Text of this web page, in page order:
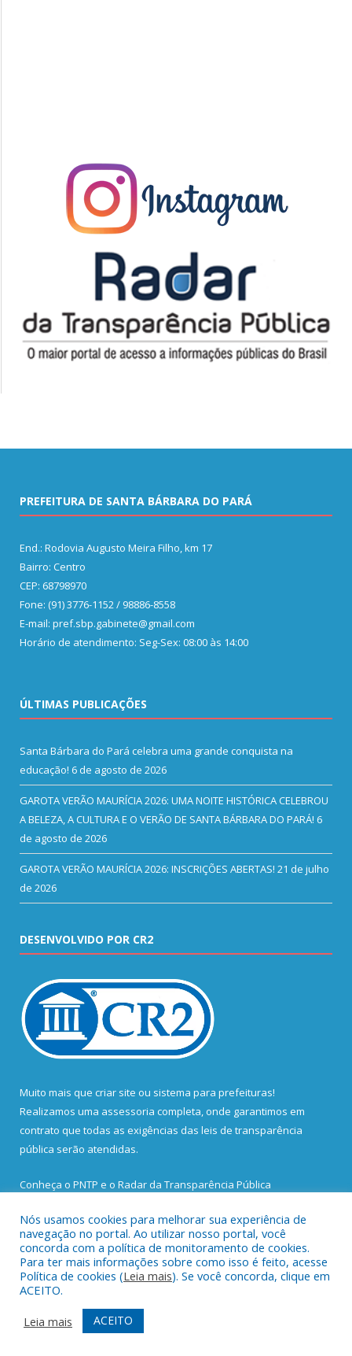
PREFEITURA DE SANTA BÁRBARA DO PARÁ
End.: Rodovia Augusto Meira Filho, km 17
Bairro: Centro
CEP: 68798970
Fone: (91) 3776-1152 / 98886-8558
E-mail: pref.sbp.gabinete@gmail.com
Horário de atendimento: Seg-Sex: 08:00 às 14:00
ÚLTIMAS PUBLICAÇÕES
Santa Bárbara do Pará celebra uma grande conquista na
educação! 6 de agosto de 2026
GAROTA VERÃO MAURÍCIA 2026: UMA NOITE HISTÓRICA CELEBROU
A BELEZA, A CULTURA E O VERÃO DE SANTA BÁRBARA DO PARÁ! 6
de agosto de 2026
GAROTA VERÃO MAURÍCIA 2026: INSCRIÇÕES ABERTAS! 21 de julho
de 2026
DESENVOLVIDO POR CR2
Muito mais que criar site ou sistema para prefeituras!
Realizamos uma assessoria completa, onde garantimos em
contrato que todas as exigências das leis de transparência
pública serão atendidas.
Conheça o PNTP e o Radar da Transparência Pública
Todos os direitos reservados a Prefeitura Municipal de Santa
Bárbara do Pará.
Mapa do Site
Acessar Área Administrativa
Acessar Webmail
Nós usamos cookies para melhorar sua experiência de
navegação no portal. Ao utilizar nosso portal, você
concorda com a política de monitoramento de cookies.
Para ter mais informações sobre como isso é feito, acesse
Política de cookies (Leia mais). Se você concorda, clique em
ACEITO.
Leia mais
ACEITO